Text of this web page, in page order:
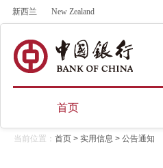
新西兰 New Zealand
首页
当前位置： 首页 > 实用信息 > 公告通知